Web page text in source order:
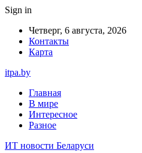
Sign in
Четверг, 6 августа, 2026
Контакты
Карта
itpa.by
Главная
В мире
Интересное
Разное
ИТ новости Беларуси